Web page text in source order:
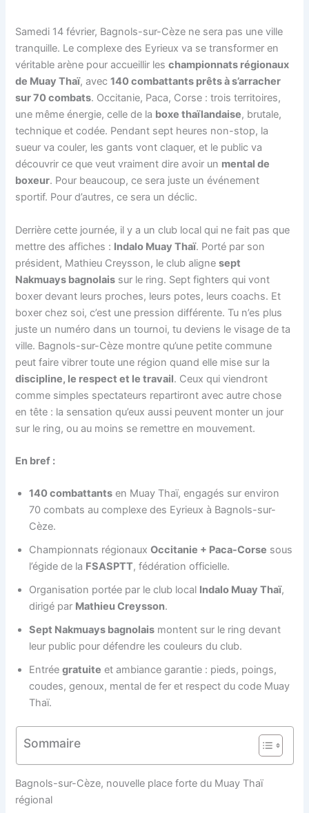
Samedi 14 février, Bagnols-sur-Cèze ne sera pas une ville
tranquille. Le complexe des Eyrieux va se transformer en
véritable arène pour accueillir leschampionnats régionaux
de Muay Thaï, avec140 combattants prêts à s’arracher
sur 70 combats. Occitanie, Paca, Corse : trois territoires,
une même énergie, celle de la boxe thaïlandaise, brutale,
technique et codée. Pendant sept heures non-stop, la
sueur va couler, les gants vont claquer, et le public va
découvrir ce que veut vraiment dire avoir un mental de
boxeur. Pour beaucoup, ce sera juste un événement
sportif. Pour d’autres, ce sera un déclic.
Derrière cette journée, il y a un club local qui ne fait pas que
mettre des affiches : Indalo Muay Thaï. Porté par son
président, Mathieu Creysson, le club alignesept
Nakmuays bagnolais sur le ring. Sept fighters qui vont
boxer devant leurs proches, leurs potes, leurs coachs. Et
boxer chez soi, c’est une pression différente. Tu n’es plus
juste un numéro dans un tournoi, tu deviens le visage de ta
ville. Bagnols-sur-Cèze montre qu’une petite commune
peut faire vibrer toute une région quand elle mise sur la
discipline, le respect et le travail. Ceux qui viendront
comme simples spectateurs repartiront avec autre chose
en tête : la sensation qu’eux aussi peuvent monter un jour
sur le ring, ou au moins se remettre en mouvement.
En bref :
140 combattants en Muay Thaï, engagés sur environ
70 combats au complexe des Eyrieux à Bagnols-sur-
Cèze.
Championnats régionauxOccitanie + Paca-Corse sous
l’égide de la FSASPTT, fédération officielle.
Organisation portée par le club local Indalo Muay Thaï,
dirigé par Mathieu Creysson.
Sept Nakmuays bagnolais montent sur le ring devant
leur public pour défendre les couleurs du club.
Entréegratuite et ambiance garantie : pieds, poings,
coudes, genoux, mental de fer et respect du code Muay
Thaï.
Sommaire
Bagnols-sur-Cèze, nouvelle place forte du Muay Thaï
régional